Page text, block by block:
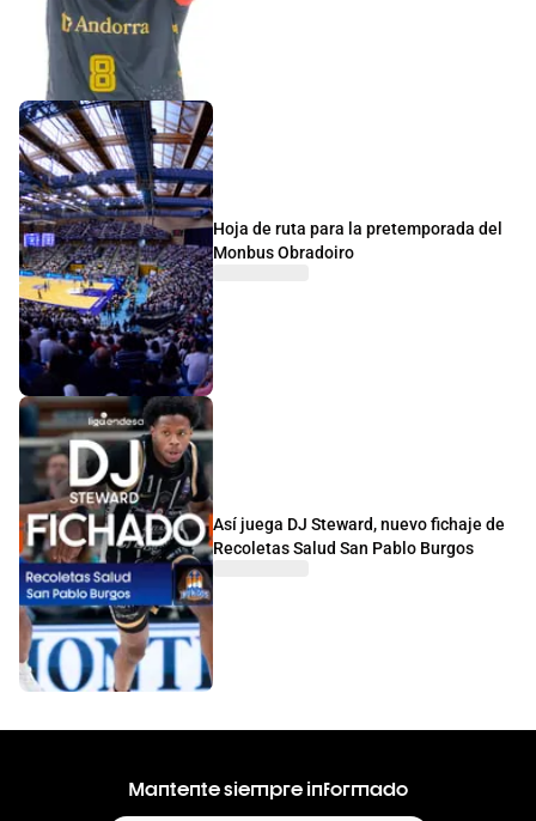
Hoja de ruta para la pretemporada del
Monbus Obradoiro
Así juega DJ Steward, nuevo fichaje de
Recoletas Salud San Pablo Burgos
Mantente siempre informado